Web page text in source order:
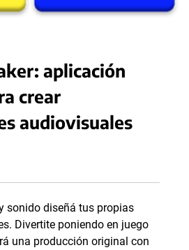
aplicación
crear
audiovisuales
sonido diseñá tus propias
Divertite poniendo en juego
una producción original con